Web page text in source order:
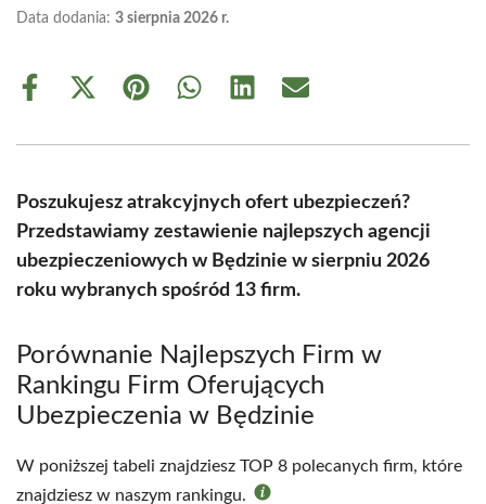
Data dodania: 3 sierpnia 2026 r.
Share
Share
(Twitter)
Share Share Share Share
Poszukujesz atrakcyjnych ofert ubezpieczeń?
Przedstawiamy zestawienie najlepszych agencji
ubezpieczeniowych w Będzinie w sierpniu 2026
roku wybranych spośród 13 firm.
Porównanie Najlepszych Firm w
Rankingu Firm Oferujących
Ubezpieczenia w Będzinie
W poniższej tabeli znajdziesz TOP 8 polecanych firm, które
znajdziesz w naszym rankingu.